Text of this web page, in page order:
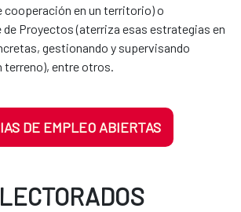
cooperación en un territorio) o
de Proyectos (aterriza esas estrategias en
gestionando y supervisando
terreno), entre otros.
DE EMPLEO ABIERTAS